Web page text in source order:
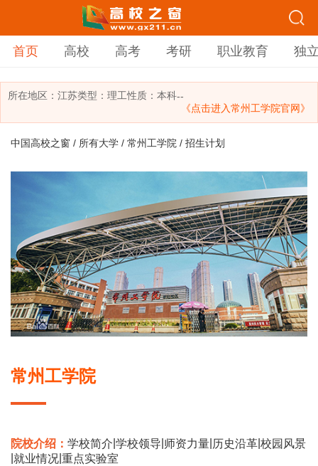
首页 高校 高考 考研 职业教育 独
所在地区： 江苏类型： 理工性质：本科--
《点击进入常州工学院官网》
中国高校之窗 / 所有大学 / 常州工学院 / 招生计划
常州工学院
院校介绍： 学校简介 学校领导 师资力量 历史沿革 校园风景
就业情况 重点实验室